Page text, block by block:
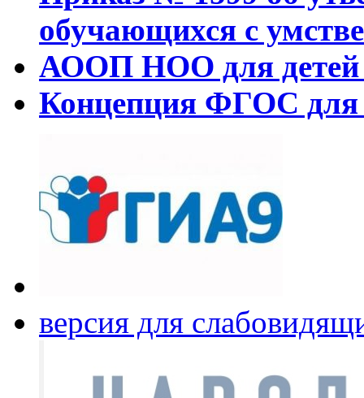
обучающихся с
АООП НОО для детей
Концепция ФГОС
версия для